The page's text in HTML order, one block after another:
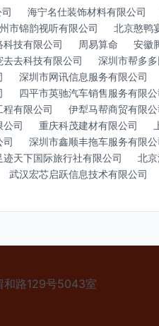
海宁名仕装饰材料有限公司
市锦韵视听有限公司 北京憨鸭
技有限公司 周易算命 安徽
去去科技有限公司 深圳市帮多
深圳市网讯信息服务有限公司
四平市英驰汽车销售服务有限公
有限公司 伊犁马帮商贸有限公
公司 重庆科茂建材有限公司
司 深圳市鑫顺丰拖车服务有限公
迹天下国际旅行社有限公司 北
武汉宏芯启跃信息技术有限公司
和路129号5043室